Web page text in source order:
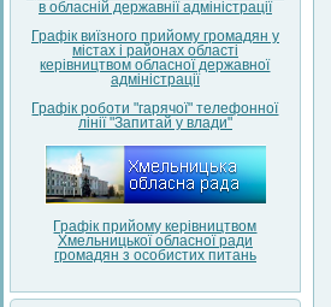
в обласній державнії адміністрації
Графік виїзного прийому громадян у
містах і районах області
керівництвом обласної державної
адміністрації
Графік роботи "гарячої" телефонної
лінії "Запитай у влади"
Графік прийому керівництвом
Хмельницької обласної ради
громадян з особистих питань